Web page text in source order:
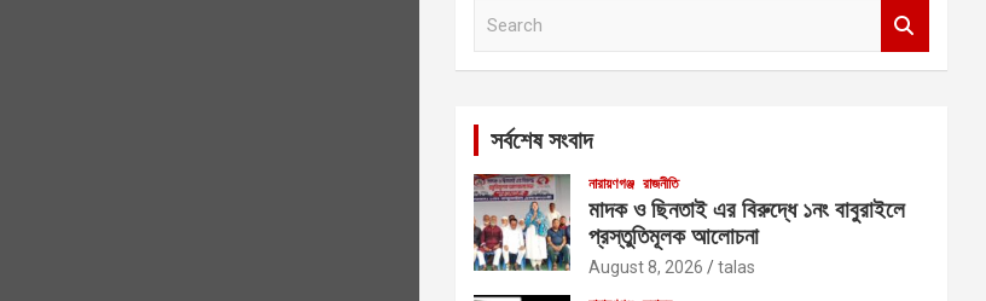
সর্বশেষ সংবাদ
নারায়ণগঞ্জ রাজনীতি
মাদক ও ছিনতাই এর বিরুদ্ধে ১নং বাবুরাইলে
প্রস্তুতিমূলক আলোচনা
August 8, 2026 talas